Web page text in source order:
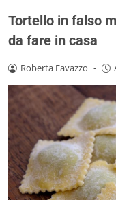
Tortello in falso
da fare in casa
Roberta Favazzo -